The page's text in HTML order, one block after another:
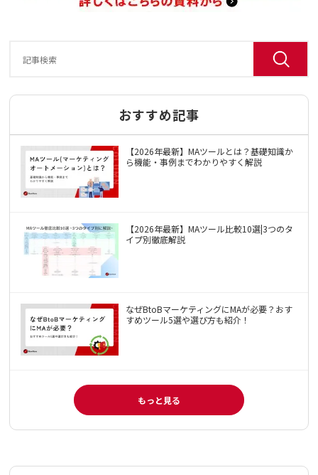
おすすめ記事
【2026年最新】MAツールとは？基礎知識か
ら機能・事例までわかりやすく解説
【2026年最新】MAツール比較10選|3つのタ
イプ別徹底解説
なぜBtoBマーケティングにMAが必要？おす
すめツール5選や選び方も紹介！
もっと見る